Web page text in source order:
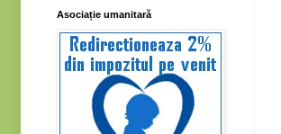
Asociație umanitară